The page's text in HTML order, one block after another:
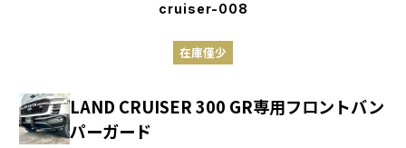
cruiser-008
在庫僅少
LAND CRUISER 300 GR専用フロントバン
パーガード